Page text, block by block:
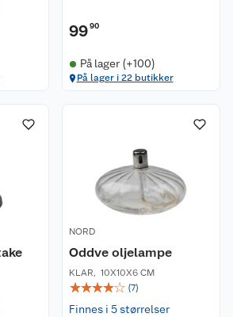
9990
På lager (+100)
På lager i 22 butikker
NORD
Oddve oljelampe
KLAR, 10X10X6 CM
☆☆☆☆☆ (7)
Finnes i 5 størrelser